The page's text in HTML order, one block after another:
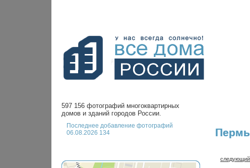
597 156 фотографий многоквартирных
домов и зданий городов России.
Последнее добавление фотографий
06.08.2026 134
Пермь